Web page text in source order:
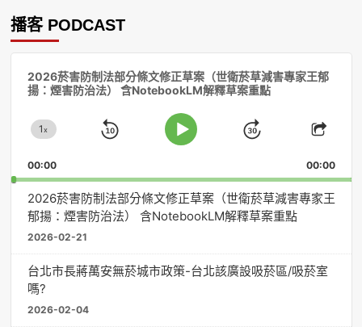
播客 PODCAST
2026菸害防制法部分條文修正草案（世衛菸草減害專家王郁
揚：煙害防治法） 含NotebookLM解釋草案重點
Change
Rate
1x
Skip
Play
Jump
Forward
Share
00:00 00:00
2026菸害防制法部分條文修正草案（世衛菸草減害專家王
郁揚：煙害防治法） 含NotebookLM解釋草案重點
2026-02-21
台北市長蔣萬安無菸城市政策-台北該廣設吸菸區/吸菸室
嗎?
2026-02-04